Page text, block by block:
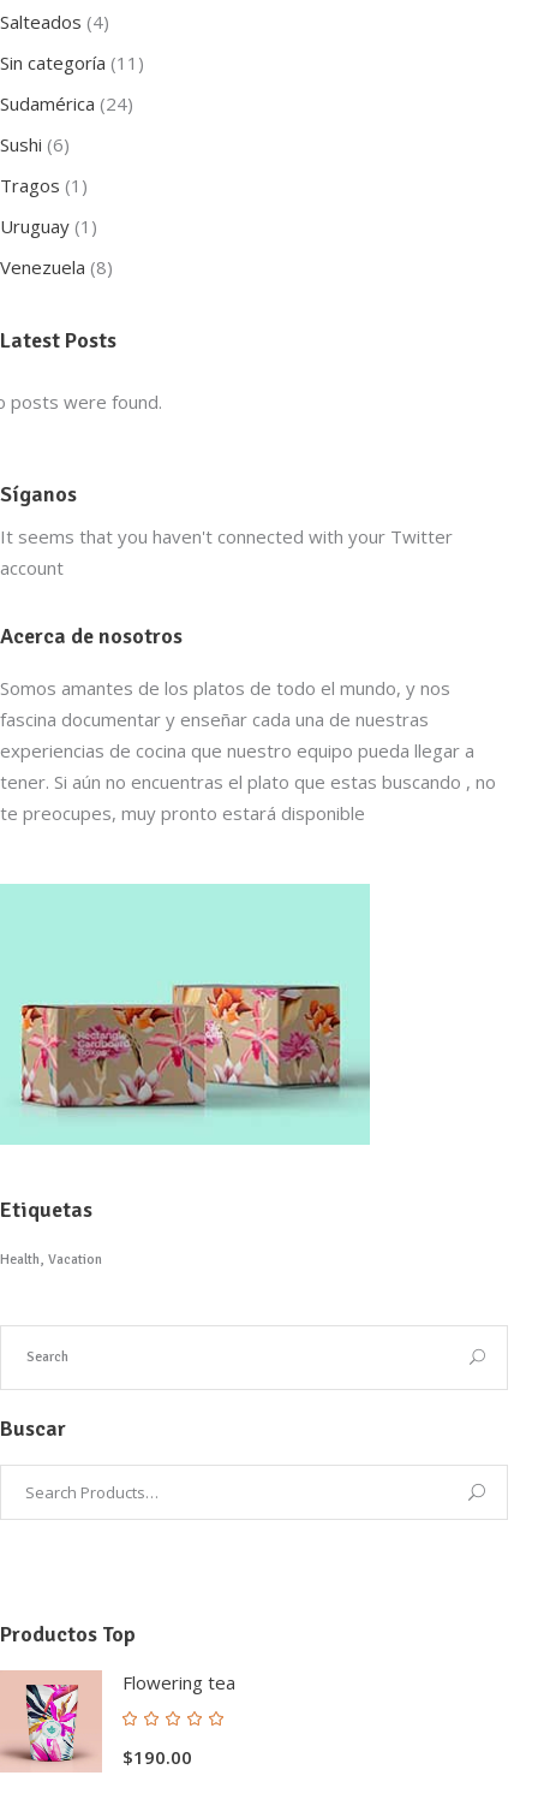
Salteados (4)
Sin categoría (11)
Sudamérica (24)
Sushi (6)
Tragos (1)
Uruguay (1)
Venezuela (8)
Latest Posts
posts were found.
Síganos
It seems that you haven't connected with your Twitter
account
Acerca de nosotros
Somos amantes de los platos de todo el mundo, y nos
fascina documentar y enseñar cada una de nuestras
experiencias de cocina que nuestro equipo pueda llegar a
tener. Si aún no encuentras el plato que estas buscando , no
te preocupes, muy pronto estará disponible
Etiquetas
Health Vacation
Buscar
Productos Top
Flowering tea
5.00
$190.00